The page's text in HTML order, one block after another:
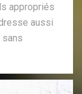
appropriés
aussi